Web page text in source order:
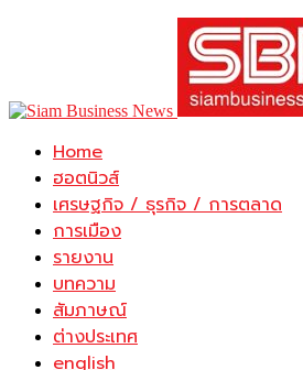
Home
ฮอตนิวส์
เศรษฐกิจ / ธุรกิจ / การตลาด
การเมือง
รายงาน
บทความ
สัมภาษณ์
ต่างประเทศ
english